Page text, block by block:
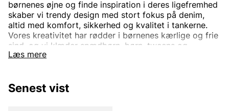
Læs mere
børnenes øjne og finde inspiration i deres ligefremhed
skaber vi trendy design med stort fokus på denim,
altid med komfort, sikkerhed og kvalitet i tankerne.
Vores kreativitet har rødder i børnenes kærlige og frie
sind, og vi klæder spædbørn, børn, tweens og
teenagere til alle lejligheder og altid med stil.
underbrand, og i 2008 blev EXIT omdøbt til NAME IT. I
Senest vist